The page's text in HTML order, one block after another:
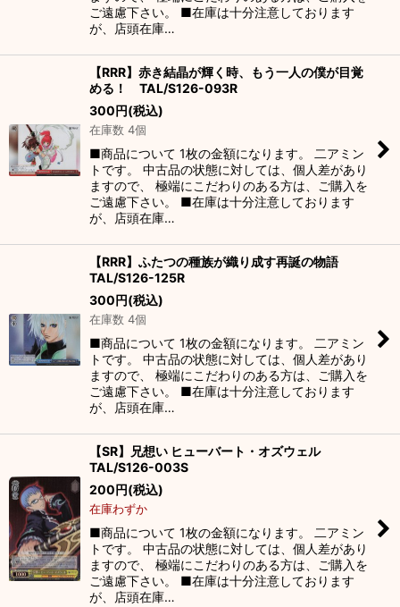
ご遠慮下さい。 ■在庫は十分注意しております
が、店頭在庫…
【RRR】赤き結晶が輝く時、もう一人の僕が目覚
める！ TAL/S126-093R
300円(税込)
在庫数 4個
■商品について 1枚の金額になります。 二アミン
トです。 中古品の状態に対しては、個人差があり
ますので、 極端にこだわりのある方は、ご購入を
ご遠慮下さい。 ■在庫は十分注意しております
が、店頭在庫…
【RRR】ふたつの種族が織り成す再誕の物語
TAL/S126-125R
300円(税込)
在庫数 4個
■商品について 1枚の金額になります。 二アミン
トです。 中古品の状態に対しては、個人差があり
ますので、 極端にこだわりのある方は、ご購入を
ご遠慮下さい。 ■在庫は十分注意しております
が、店頭在庫…
【SR】兄想い ヒューバート・オズウェル
TAL/S126-003S
200円(税込)
在庫わずか
■商品について 1枚の金額になります。 二アミン
トです。 中古品の状態に対しては、個人差があり
ますので、 極端にこだわりのある方は、ご購入を
ご遠慮下さい。 ■在庫は十分注意しております
が、店頭在庫…